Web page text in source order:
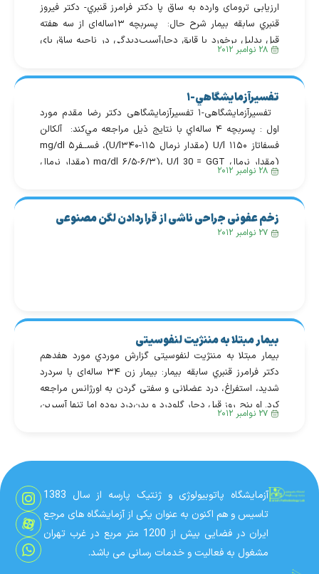
ارزیابی ترومای وارده به ساق پا دكتر فرامرز قنبري- دكتر فيروز
قنبري سابقه بیمار شرح حال: پسربچه ۱۳ساله‌ای از سه هفته
قبل بدلیل برخورد با قایق دچارآسیب‌دیدگی در ناحیه ساق پای
راست شده و از وجود درد و سفتی در محل زانو و ساق پا […]
۲۸ نوامبر ۲۰۱۲
تفسيرآزمايشگاهي-۱
تفسيرآزمايشگاهی-۱ تفسيرآزمايشگاهی دكتر رضا مقدم مورد
اول : پسربچه ۴ ساله‌اي با نتايج ذيل مراجعه مي‌كند: آلكالن
فسفاتاز U/l ۱۱۵۰ (مقدار نرمال U/l۳۴۰-۱۱۵)، فســفرmg/dl ۵
(مقدار نرمال mg/dl ۶/۵-۶/۳)، U/l 30 = GGT (مقدار نرمال
U/l ۳۷-۶). به علت بد رگ بودن بيمار و اشكال در خونگيري
پس از سانتريفوژ كردن نمونه، هموليز واضح […]
۲۸ نوامبر ۲۰۱۲
زخم عفونی جراحی ناشی از قراردادن لگن مصنوعی
۲۷ نوامبر ۲۰۱۲
بیمار مبتلا به مننژیت لنفوسیتی
بیمار مبتلا به مننژیت لنفوسیتی گزارش موردي مورد هفدهم
دكتر فرامرز قنبري سابقه بیمار: بیمار زن ۳۴ ساله‌ای با سردرد
شدید، استفراغ، درد عضلانی و سفتی گردن به اورژانس مراجعه
کرد. او پنج روز قبل دچار گلودرد و بدن‌درد بوده اما تنها آسپرین
مصرف کرده و علائم را تحمل کرده است. حدود شش ساعت
۲۷ نوامبر ۲۰۱۲
آزمایشگاه پاتوبیولوژی و ژنتیک پارسه از سال 1383
تاسیس و هم اکنون به عنوان یکی از آزمایشگاه های مرجع
ایران در فضایی بیش از 1200 متر مربع در غرب تهران
مشغول به فعالیت و خدمات رسانی می باشد.